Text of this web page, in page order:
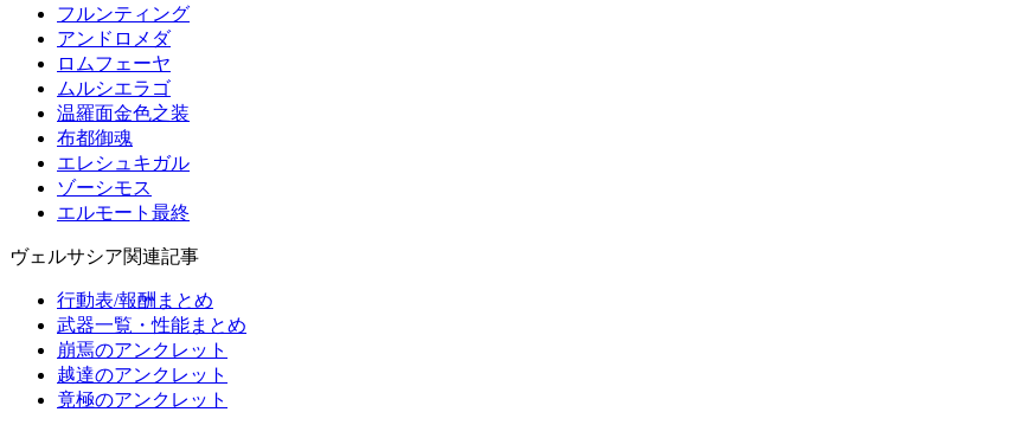
フルンティング
アンドロメダ
ロムフェーヤ
ムルシエラゴ
温羅面金色之装
布都御魂
エレシュキガル
ゾーシモス
エルモート最終
ヴェルサシア関連記事
行動表/報酬まとめ
武器一覧・性能まとめ
崩焉のアンクレット
越達のアンクレット
竟極のアンクレット